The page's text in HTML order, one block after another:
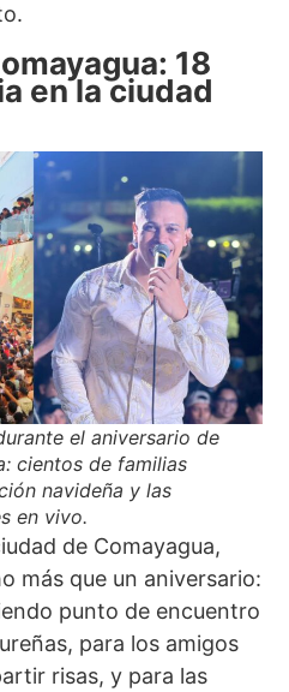
18
en la ciudad
el aniversario de
cientos de familias
navideña y las
en vivo.
de Comayagua,
más que un aniversario:
punto de encuentro
para los amigos
risas, y para las